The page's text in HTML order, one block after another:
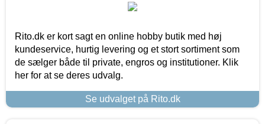
Rito.dk er kort sagt en online hobby butik med høj
kundeservice, hurtig levering og et stort sortiment som
de sælger både til private, engros og institutioner. Klik
her for at se deres udvalg.
Se udvalget på Rito.dk